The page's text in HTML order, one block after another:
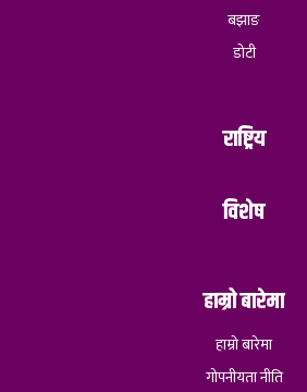
बझाङ
डोटी
राष्ट्रिय
विशेष
हाम्रो बारेमा
हाम्रो बारेमा
गोपनीयता नीति